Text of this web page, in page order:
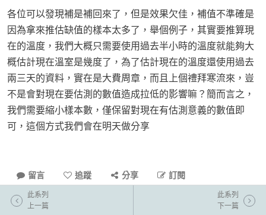
各位可以發現補是補回來了，但是效果欠佳，補值不準確是
因為拿來推估缺值的樣本太多了，舉個例子，其實要推算現
在的溫度，我們大概只需要使用過去半小時的溫度就能夠大
概估計現在溫室是幾度了，為了估計現在的溫度還使用過去
兩三天的資料，實在是大費周章，而且上個禮拜寒流來，豈
不是會對現在要估測的數值造成拉低的影響嘛？簡而言之，
我們需要縮小樣本數，僅保留對現在有估測意義的數值即
可，這個方式我們會在明天做分享
留言 追蹤 分享 訂閱
此系列
上一篇
此系列
下一篇